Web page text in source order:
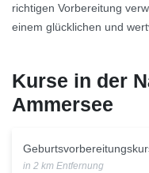
richtigen Vorbereitung
einem glücklichen und
Kurse in der
Ammersee
in 2 km Entfernung